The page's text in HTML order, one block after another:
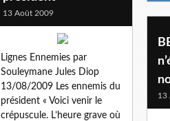
13 Août 2009
Lignes Ennemies par
Souleymane Jules Diop
13/08/2009 Les ennemis du
président « Voici venir le
crépuscule. L’heure grave où
13